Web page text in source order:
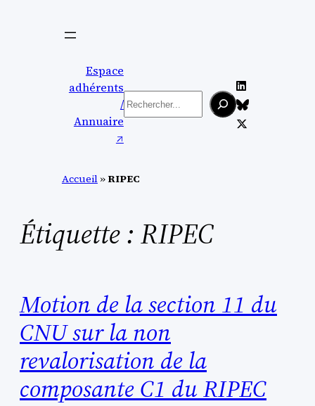
Espace
adhérents
/
Annuaire
↗︎
Rechercher
Accueil» RIPEC
Étiquette : RIPEC
Motion de la section 11 du
CNU sur la non
revalorisation de la
composante C1 du RIPEC